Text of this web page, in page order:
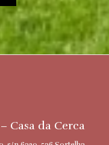
Casa da Cerca